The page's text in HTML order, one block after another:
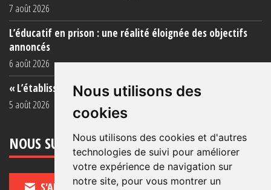
Nous utilisons des
cookies
Nous utilisons des cookies et d'autres
technologies de suivi pour améliorer
votre expérience de navigation sur
notre site, pour vous montrer un
7 août 2026
L’éducatif en prison : une réalité éloignée des objectifs
annoncés
6 août 2026
« L’établissement est une porcherie totale »
5 août 2026
NOUS SUIVRE
S'ABONNER